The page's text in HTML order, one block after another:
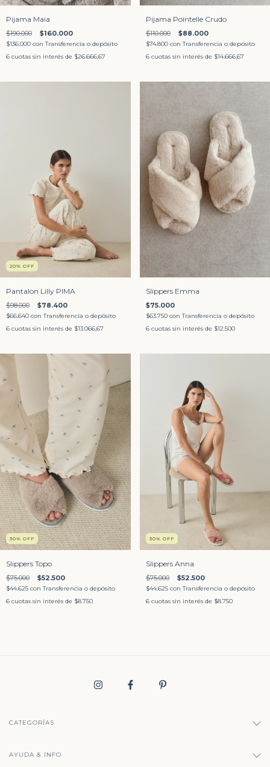
Pijama Maia
$190.000 $160.000
$136.000 con Transferencia o depósito
6 cuotas sin interés de $26.666,67
Pijama Pointelle Crudo
$110.000 $88.000
$74.800 con Transferencia o depósito
6 cuotas sin interés de $14.666,67
20% OFF
Pantalon Lilly PIMA
$98.000 $78.400
$66.640 con Transferencia o depósito
6 cuotas sin interés de $13.066,67
Slippers Emma
$75.000
$63.750 con Transferencia o depósito
6 cuotas sin interés de $12.500
30% OFF
Slippers Topo
$75.000 $52.500
$44.625 con Transferencia o depósito
6 cuotas sin interés de $8.750
30% OFF
Slippers Anna
$75.000 $52.500
$44.625 con Transferencia o depósito
6 cuotas sin interés de $8.750
CATEGORÍAS
AYUDA & INFO